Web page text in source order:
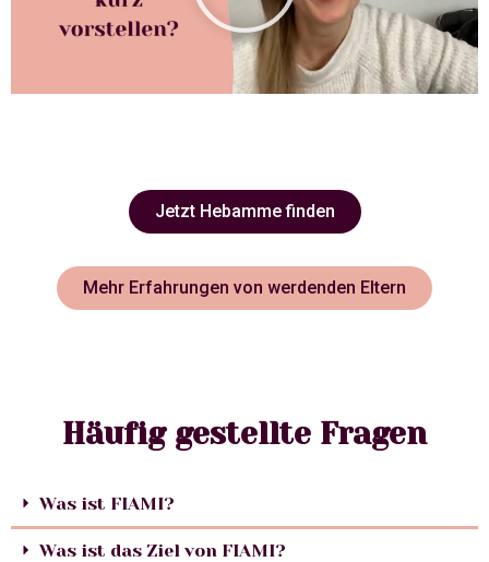
Jetzt Hebamme finden
Mehr Erfahrungen von werdenden Eltern
Häufig gestellte Fragen
Was ist FIAMI?
Was ist das Ziel von FIAMI?